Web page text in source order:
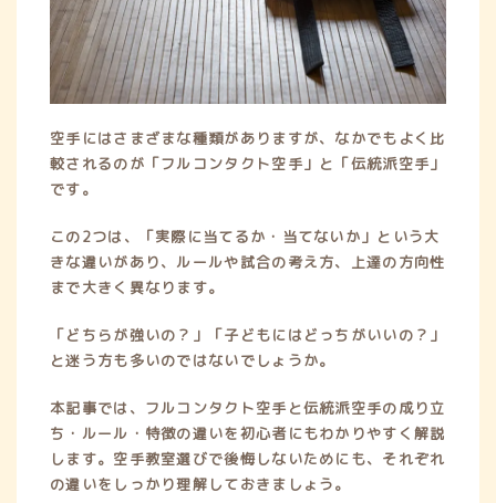
空手にはさまざまな種類がありますが、なかでもよく比
較されるのが「フルコンタクト空手」と「伝統派空手」
です。
この2つは、「実際に当てるか・当てないか」という大
きな違いがあり、ルールや試合の考え方、上達の方向性
まで大きく異なります。
「どちらが強いの？」「子どもにはどっちがいいの？」
と迷う方も多いのではないでしょうか。
本記事では、フルコンタクト空手と伝統派空手の成り立
ち・ルール・特徴の違いを初心者にもわかりやすく解説
します。空手教室選びで後悔しないためにも、それぞれ
の違いをしっかり理解しておきましょう。
お問い合わせ
u
t
u
b
e
b
o
k
a
a
m
k
t
o